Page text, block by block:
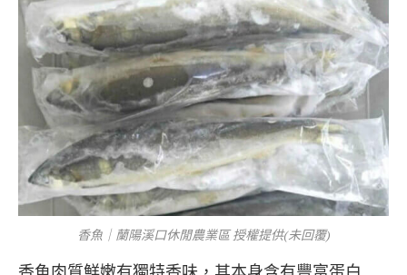
香魚｜蘭陽溪口休閒農業區 授權提供(未回覆)